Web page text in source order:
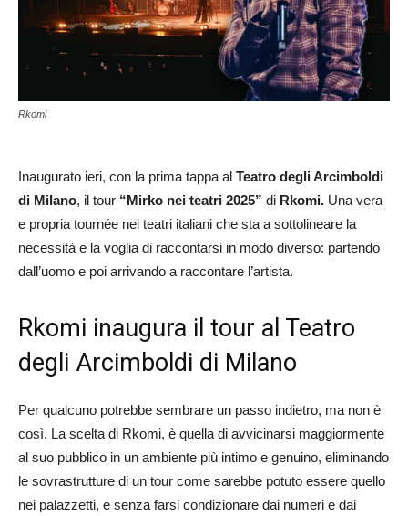
Rkomi
Inaugurato ieri, con la prima tappa al Teatro degli Arcimboldi
di Milano, il tour “Mirko nei teatri 2025” di Rkomi. Una vera
e propria tournée nei teatri italiani che sta a sottolineare la
necessità e la voglia di raccontarsi in modo diverso: partendo
dall’uomo e poi arrivando a raccontare l’artista.
Rkomi inaugura il tour al Teatro
degli Arcimboldi di Milano
Per qualcuno potrebbe sembrare un passo indietro, ma non è
così. La scelta di Rkomi, è quella di avvicinarsi maggiormente
al suo pubblico in un ambiente più intimo e genuino, eliminando
le sovrastrutture di un tour come sarebbe potuto essere quello
nei palazzetti, e senza farsi condizionare dai numeri e dai